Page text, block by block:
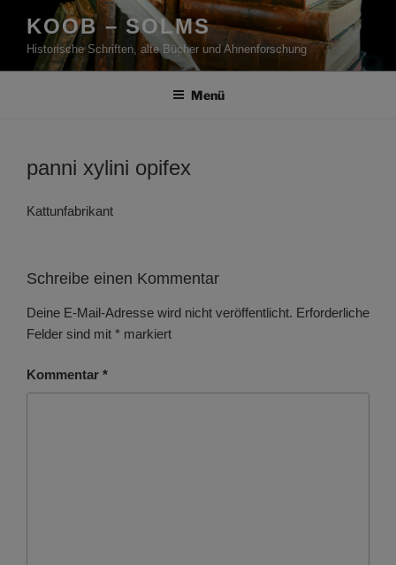
Inhalt
springen
KOOB – SOLMS
Historische Schriften, alte Bücher und Ahnenforschung
Menü
panni xylini opifex
Kattunfabrikant
Schreibe einen Kommentar
Deine E-Mail-Adresse wird nicht veröffentlicht. Erforderliche
Felder sind mit * markiert
Kommentar *